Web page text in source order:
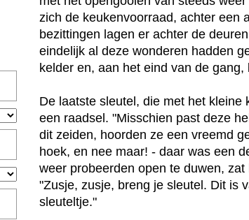
zich de keukenvoorraad, achter een
bezittingen lagen er achter de
eindelijk al deze wonderen hadden
kelder en, aan het eind van de gang,
De laatste sleutel, die met het
een raadsel. "Misschien past deze
dit zeiden, hoorden ze een vreemd
hoek, en nee maar! - daar was een
weer probeerden open te duwen,
"Zusje, zusje, breng je sleutel. Dit is
sleuteltje."